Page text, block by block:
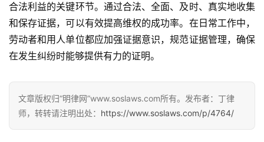
合法利益的关键环节。通过合法、全面、及时、真实地收集
和保存证据，可以有效提高维权的成功率。在日常工作中，
劳动者和用人单位都应加强证据意识，规范证据管理，确保
在发生纠纷时能够提供有力的证明。
文章版权归“明律网”www.soslaws.com所有。发布者：丁律
师，转转请注明出处： https://www.soslaws.com/p/4764/